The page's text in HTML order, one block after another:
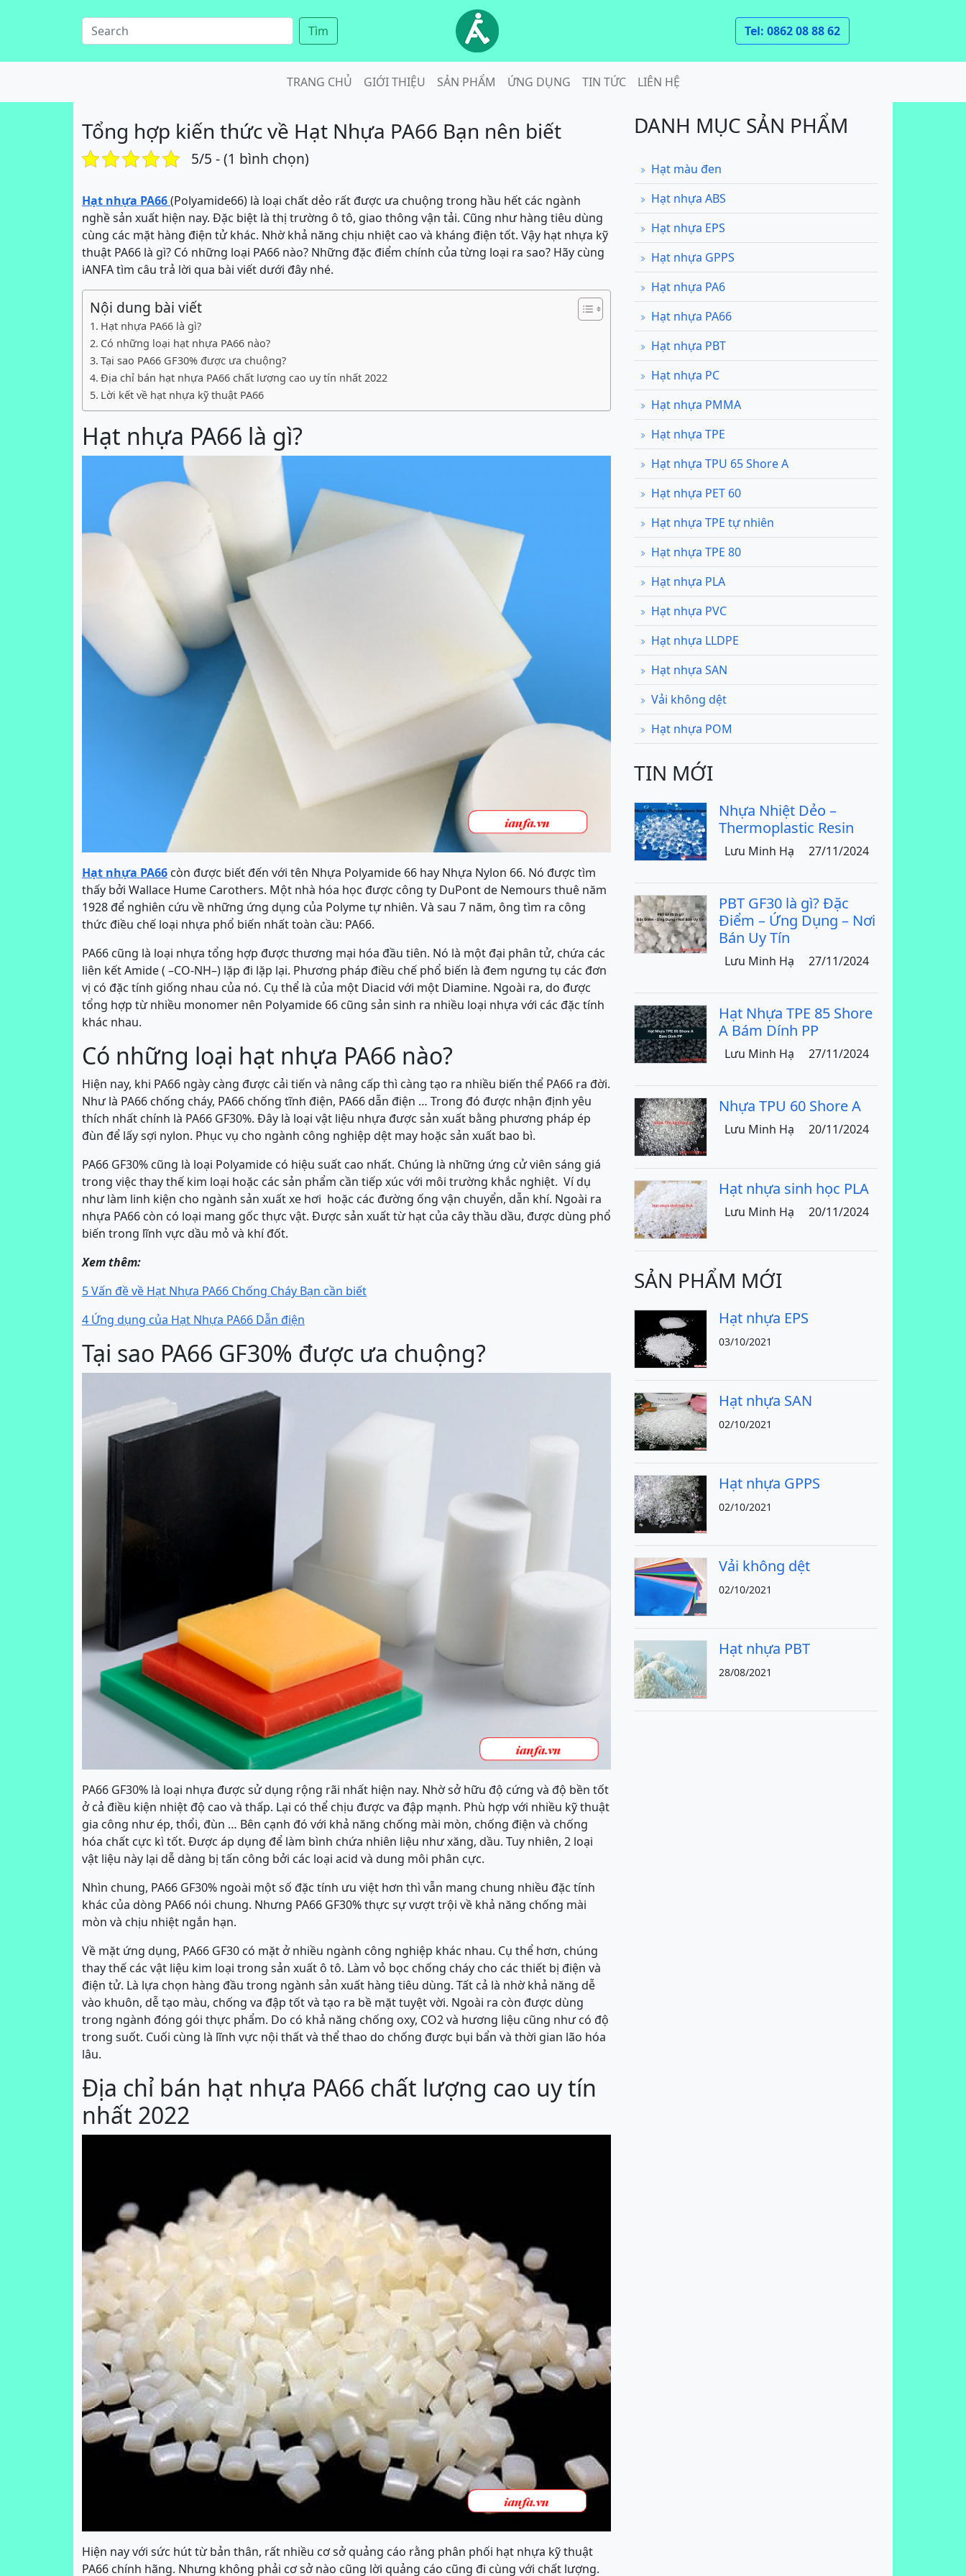
Tìm Tel: 0862 08 88 62
TRANG CHỦ GIỚI THIỆU SẢN PHẨM ỨNG DỤNG TIN TỨC LIÊN HỆ
Tổng hợp kiến thức về Hạt Nhựa PA66 Bạn nên biết
5/5 - (1 bình chọn)
Hạt nhựa PA66(Polyamide66) là loại chất dẻo rất được ưa chuộng trong hầu hết các ngành
nghề sản xuất hiện nay. Đặc biệt là thị trường ô tô, giao thông vận tải. Cũng như hàng tiêu dùng
cùng các mặt hàng điện tử khác. Nhờ khả năng chịu nhiệt cao và kháng điện tốt. Vậy hạt nhựa kỹ
thuật PA66 là gì? Có những loại PA66 nào? Những đặc điểm chính của từng loại ra sao? Hãy cùng
iANFA tìm câu trả lời qua bài viết dưới đây nhé.
Nội dung bài viết
Hạt nhựa PA66 là gì?
Có những loại hạt nhựa PA66 nào?
Tại sao PA66 GF30% được ưa chuộng?
Địa chỉ bán hạt nhựa PA66 chất lượng cao uy tín nhất 2022
Lời kết về hạt nhựa kỹ thuật PA66
Hạt nhựa PA66 là gì?
Hạt nhựa PA66 còn được biết đến với tên Nhựa Polyamide 66 hay Nhựa Nylon 66. Nó được tìm
thấy bởi Wallace Hume Carothers. Một nhà hóa học được công ty DuPont de Nemours thuê năm
1928 để nghiên cứu về những ứng dụng của Polyme tự nhiên. Và sau 7 năm, ông tìm ra công
thức điều chế loại nhựa phổ biến nhất toàn cầu: PA66.
PA66 cũng là loại nhựa tổng hợp được thương mại hóa đầu tiên. Nó là một đại phân tử, chứa các
liên kết Amide ( –CO-NH–) lặp đi lặp lại. Phương pháp điều chế phổ biến là đem ngưng tụ các đơn
vị có đặc tính giống nhau của nó. Cụ thể là của một Diacid với một Diamine. Ngoài ra, do được
tổng hợp từ nhiều monomer nên Polyamide 66 cũng sản sinh ra nhiều loại nhựa với các đặc tính
khác nhau.
Có những loại hạt nhựa PA66 nào?
Hiện nay, khi PA66 ngày càng được cải tiến và nâng cấp thì càng tạo ra nhiều biến thể PA66 ra đời.
Như là PA66 chống cháy, PA66 chống tĩnh điện, PA66 dẫn điện … Trong đó được nhận định yêu
thích nhất chính là PA66 GF30%. Đây là loại vật liệu nhựa được sản xuất bằng phương pháp ép
đùn để lấy sợi nylon. Phục vụ cho ngành công nghiệp dệt may hoặc sản xuất bao bì.
PA66 GF30% cũng là loại Polyamide có hiệu suất cao nhất. Chúng là những ứng cử viên sáng giá
trong việc thay thế kim loại hoặc các sản phẩm cần tiếp xúc với môi trường khắc nghiệt. Ví dụ
như làm linh kiện cho ngành sản xuất xe hơi hoặc các đường ống vận chuyển, dẫn khí. Ngoài ra
nhựa PA66 còn có loại mang gốc thực vật. Được sản xuất từ hạt của cây thầu dầu, được dùng phổ
biến trong lĩnh vực dầu mỏ và khí đốt.
Xem thêm:
5 Vấn đề về Hạt Nhựa PA66 Chống Cháy Bạn cần biết
4 Ứng dụng của Hạt Nhựa PA66 Dẫn điện
Tại sao PA66 GF30% được ưa chuộng?
PA66 GF30% là loại nhựa được sử dụng rộng rãi nhất hiện nay. Nhờ sở hữu độ cứng và độ bền tốt
ở cả điều kiện nhiệt độ cao và thấp. Lại có thể chịu được va đập mạnh. Phù hợp với nhiều kỹ thuật
gia công như ép, thổi, đùn … Bên cạnh đó với khả năng chống mài mòn, chống điện và chống
hóa chất cực kì tốt. Được áp dụng để làm bình chứa nhiên liệu như xăng, dầu. Tuy nhiên, 2 loại
vật liệu này lại dễ dàng bị tấn công bởi các loại acid và dung môi phân cực.
Nhìn chung, PA66 GF30% ngoài một số đặc tính ưu việt hơn thì vẫn mang chung nhiều đặc tính
khác của dòng PA66 nói chung. Nhưng PA66 GF30% thực sự vượt trội về khả năng chống mài
mòn và chịu nhiệt ngắn hạn.
Về mặt ứng dụng, PA66 GF30 có mặt ở nhiều ngành công nghiệp khác nhau. Cụ thể hơn, chúng
thay thế các vật liệu kim loại trong sản xuất ô tô. Làm vỏ bọc chống cháy cho các thiết bị điện và
điện tử. Là lựa chọn hàng đầu trong ngành sản xuất hàng tiêu dùng. Tất cả là nhờ khả năng dễ
vào khuôn, dễ tạo màu, chống va đập tốt và tạo ra bề mặt tuyệt vời. Ngoài ra còn được dùng
trong ngành đóng gói thực phẩm. Do có khả năng chống oxy, CO2 và hương liệu cũng như có độ
trong suốt. Cuối cùng là lĩnh vực nội thất và thể thao do chống được bụi bẩn và thời gian lão hóa
lâu.
Địa chỉ bán hạt nhựa PA66 chất lượng cao uy tín
nhất 2022
Hiện nay với sức hút từ bản thân, rất nhiều cơ sở quảng cáo rằng phân phối hạt nhựa kỹ thuật
PA66 chính hãng. Nhưng không phải cơ sở nào cũng lời quảng cáo cũng đi cùng với chất lượng.
DANH MỤC SẢN PHẨM
Hạt màu đen
Hạt nhựa ABS
Hạt nhựa EPS
Hạt nhựa GPPS
Hạt nhựa PA6
Hạt nhựa PA66
Hạt nhựa PBT
Hạt nhựa PC
Hạt nhựa PMMA
Hạt nhựa TPE
Hạt nhựa TPU 65 Shore A
Hạt nhựa PET 60
Hạt nhựa TPE tự nhiên
Hạt nhựa TPE 80
Hạt nhựa PLA
Hạt nhựa PVC
Hạt nhựa LLDPE
Hạt nhựa SAN
Vải không dệt
Hạt nhựa POM
TIN MỚI
Nhựa Nhiệt Dẻo –
Thermoplastic Resin
Lưu Minh Hạ 27/11/2024
PBT GF30 là gì? Đặc
Điểm – Ứng Dụng – Nơi
Bán Uy Tín
Lưu Minh Hạ 27/11/2024
Hạt Nhựa TPE 85 Shore
A Bám Dính PP
Lưu Minh Hạ 27/11/2024
Nhựa TPU 60 Shore A
Lưu Minh Hạ 20/11/2024
Hạt nhựa sinh học PLA
Lưu Minh Hạ 20/11/2024
SẢN PHẨM MỚI
Hạt nhựa EPS
03/10/2021
Hạt nhựa SAN
02/10/2021
Hạt nhựa GPPS
02/10/2021
Vải không dệt
02/10/2021
Hạt nhựa PBT
28/08/2021